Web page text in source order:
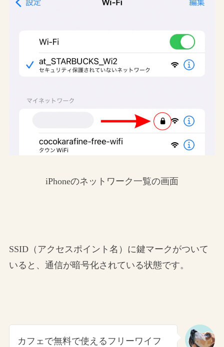
iPhoneのネットワーク一覧の画面
SSID（アクセスポイント名）に鍵マークがついて
いると、通信が暗号化されている状態です。
カフェで無料で使えるフリーワイフ